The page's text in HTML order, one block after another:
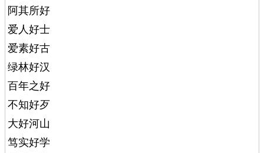
阿其所好
爱人好士
爱素好古
绿林好汉
百年之好
不知好歹
大好河山
笃实好学